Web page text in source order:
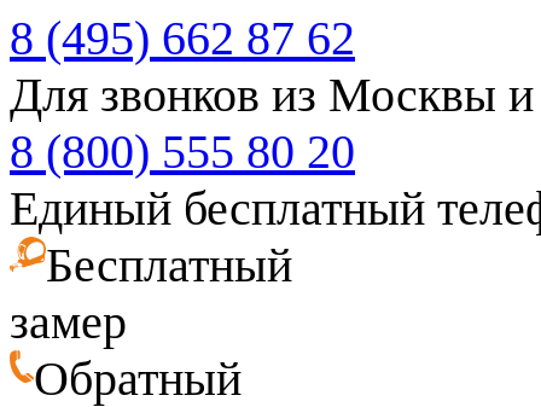
8 (495) 662 87 62
Для звонков из Москвы
8 (800) 555 80 20
Единый бесплатный
Бесплатный
замер
Обратный